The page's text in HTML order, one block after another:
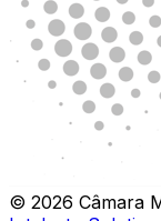
© 2026 Câmara